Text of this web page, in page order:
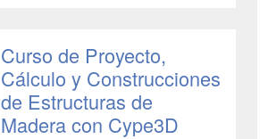
Curso de Proyecto,
Cálculo y Construcciones
de Estructuras de
Madera con Cype3D